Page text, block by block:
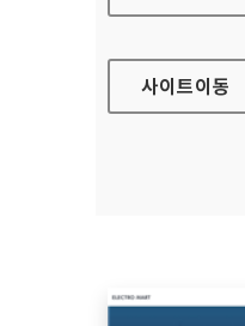
사이트이동